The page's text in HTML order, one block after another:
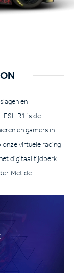
en
ESL R1 is de
en gamers in
onze virtuele racing
digitaal tijdperk
Met de